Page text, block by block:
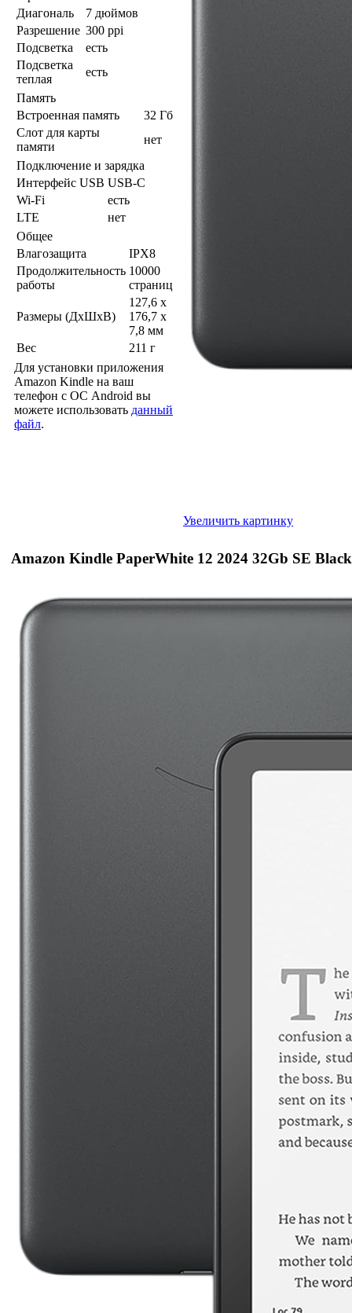
Диагональ
7 дюймов
Разрешение 300 ppi
Подсветка
есть
Подсветка
теплая
есть
Память
Встроенная память
32 Гб
Слот для карты
памяти
нет
Подключение и зарядка
Интерфейс USB USB-C
Wi-Fi
есть
LTE
нет
Общее
Влагозащита
IPX8
Продолжительность
работы
10000
страниц
Размеры (ДхШхВ)
127,6 x
176,7 x
7,8 мм
Вес
211 г
Для установки приложения
Amazon Kindle на ваш
телефон с ОС Android вы
можете использовать данный
файл.
Увеличить картинку
Amazon Kindle PaperWhite 12 2024 32Gb SE Black